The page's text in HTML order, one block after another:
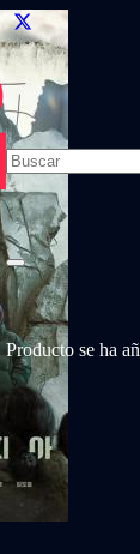
Producto se ha